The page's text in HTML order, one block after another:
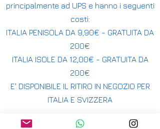
principalmente ad UPS e hanno i seguenti
costi:
ITALIA PENISOLA DA 9,90€ - GRATUITA DA
200€
ITALIA ISOLE DA 12,00€ - GRATUITA DA
200€
E' DISPONIBILE IL RITIRO IN NEGOZIO PER
ITALIA E SVIZZERA
INTERNAZIONALE DA 15,00€